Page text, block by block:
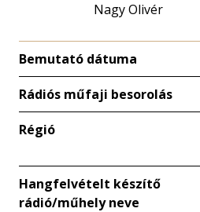
Nagy Olivér
Bemutató dátuma
Rádiós műfaji besorolás
Régió
Hangfelvételt készítő
rádió/műhely neve